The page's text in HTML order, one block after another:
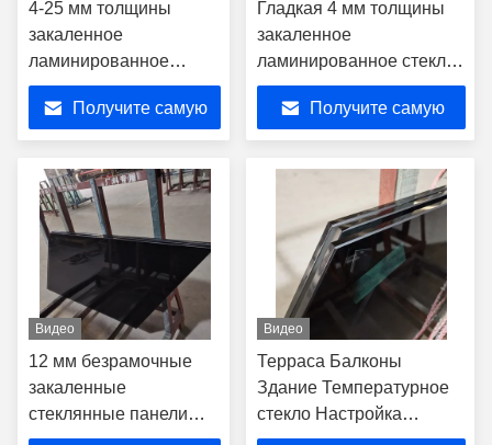
4-25 мм толщины
закаленное
ламинированное
стекло для перил
балустрады и
лестницы балкона
Получите самую
Гладкая 4 мм толщины
закаленное
ламинированное стекло
перила балюстрада для
лестницы балкона
Получите самую
Видео
12 мм безрамочные
закаленные
стеклянные панели
для бассейновых
Видео
Терраса Балконы
Здание Температурное
стекло Настройка
внутренней лестницы